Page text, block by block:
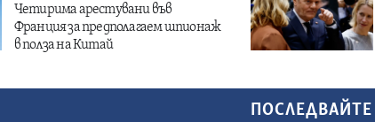
Четирима арестувани във
Франция за предполагаем шпионаж
в полза на Китай
ПОСЛЕДВАЙТЕ